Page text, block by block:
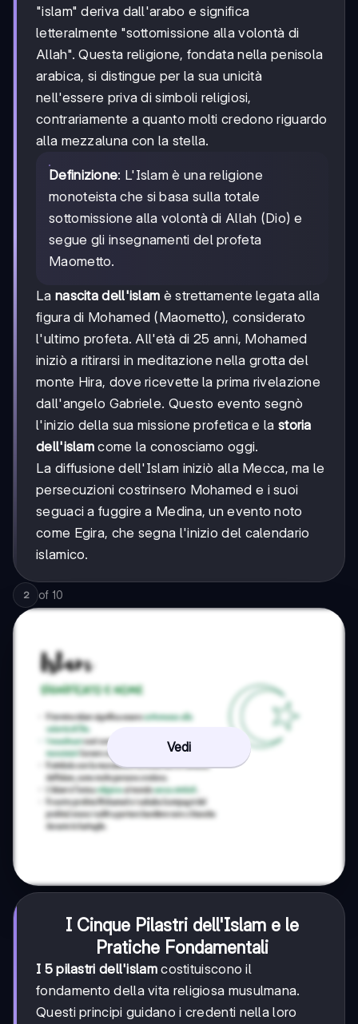
"islam" deriva dall'arabo e significa
letteralmente "sottomissione alla volontà di
Allah". Questa religione, fondata nella penisola
arabica, si distingue per la sua unicità
nell'essere priva di simboli religiosi,
contrariamente a quanto molti credono riguardo
alla mezzaluna con la stella.
Definizione: L'Islam è una religione
monoteista che si basa sulla totale
sottomissione alla volontà di Allah (Dio) e
segue gli insegnamenti del profeta
Maometto.
La nascita dell'islam è strettamente legata alla
figura di Mohamed (Maometto), considerato
l'ultimo profeta. All'età di 25 anni, Mohamed
iniziò a ritirarsi in meditazione nella grotta del
monte Hira, dove ricevette la prima rivelazione
dall'angelo Gabriele. Questo evento segnò
l'inizio della sua missione profetica e la storia
dell'islam come la conosciamo oggi.
La diffusione dell'Islam iniziò alla Mecca, ma le
persecuzioni costrinsero Mohamed e i suoi
seguaci a fuggire a Medina, un evento noto
come Egira, che segna l'inizio del calendario
islamico.
2 of 10
Vedi
I Cinque Pilastri dell'Islam e le
Pratiche Fondamentali
I 5 pilastri dell'islamcostituiscono il
fondamento della vita religiosa musulmana.
Questi principi guidano i credenti nella loro